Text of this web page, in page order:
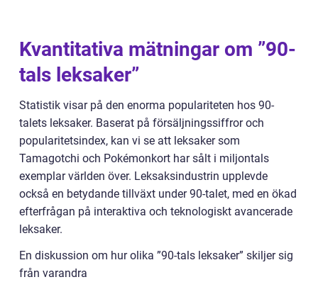
Kvantitativa mätningar om ”90-
tals leksaker”
Statistik visar på den enorma populariteten hos 90-
talets leksaker. Baserat på försäljningssiffror och
popularitetsindex, kan vi se att leksaker som
Tamagotchi och Pokémonkort har sålt i miljontals
exemplar världen över. Leksaksindustrin upplevde
också en betydande tillväxt under 90-talet, med en ökad
efterfrågan på interaktiva och teknologiskt avancerade
leksaker.
En diskussion om hur olika ”90-tals leksaker” skiljer sig
från varandra